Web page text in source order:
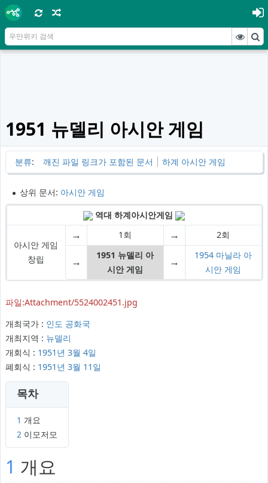
1951 뉴델리 아시안 게임
분류: 깨진 파일 링크가 포함된 문서 하계 아시안 게임
상위 문서: 아시안 게임
역대 하계아시안게임
아시안 게임
창립
→ 1회 → 2회
→
1951 뉴델리 아
시안 게임
→
1954 마닐라 아
시안 게임
파일:Attachment/5524002451.jpg
개최국가 : 인도 공화국
개최지역 : 뉴델리
개회식 : 1951년 3월 4일
폐회식 : 1951년 3월 11일
목차
1 개요
2 이모저모
1 개요